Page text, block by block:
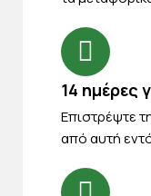
14 ημέρες
Eπιστρέψτε
από αυτή